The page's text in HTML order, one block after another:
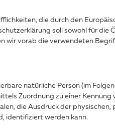
die durch den
soll sowohl für die
wir vorab die verwendeten
natürliche Person (im
Zuordnung zu einer Kennung
die Ausdruck der physischen,
identifiziert werden kann.